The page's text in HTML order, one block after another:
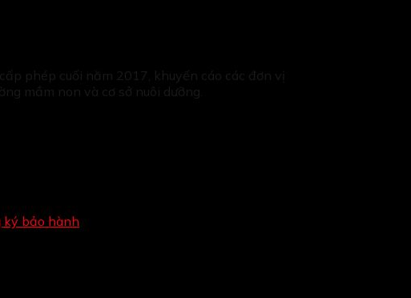
phép cuối năm 2017, khuyến cáo các đơn vị
mầm non và cơ sở nuôi dưỡng.
bảo hành